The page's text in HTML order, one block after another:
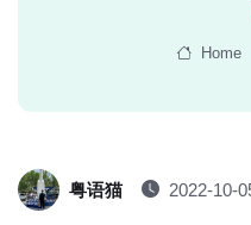
Home
粤语猫 2022-10-